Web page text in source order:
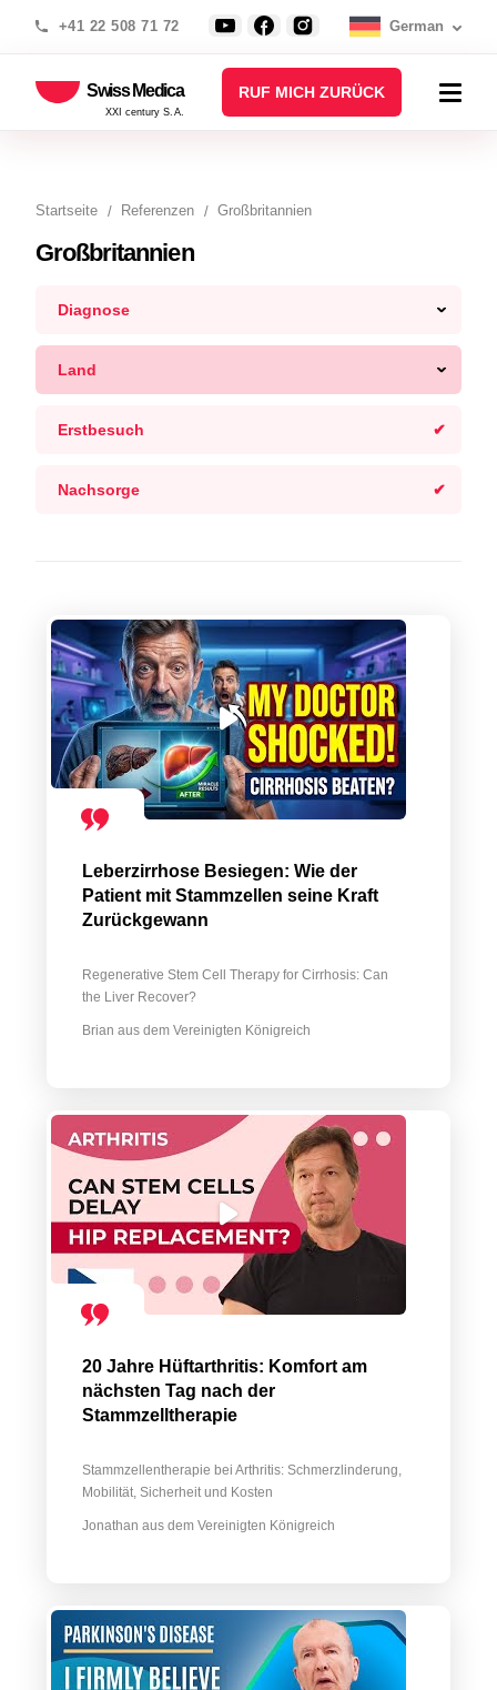
+41 22 508 71 72 German
Swiss Medica
XXI century S.A.
RUF MICH ZURÜCK
Startseite Referenzen Großbritannien
Großbritannien
Diagnose
Land
Erstbesuch
Nachsorge
Leberzirrhose Besiegen: Wie der
Patient mit Stammzellen seine Kraft
Zurückgewann
Regenerative Stem Cell Therapy for Cirrhosis: Can
the Liver Recover?
Brian aus dem Vereinigten Königreich
20 Jahre Hüftarthritis: Komfort am
nächsten Tag nach der
Stammzelltherapie
Stammzellentherapie bei Arthritis: Schmerzlinderung,
Mobilität, Sicherheit und Kosten
Jonathan aus dem Vereinigten Königreich